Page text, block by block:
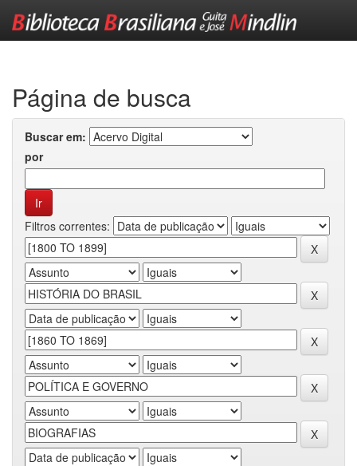
Página de busca
Buscar em:
por
Filtros correntes: